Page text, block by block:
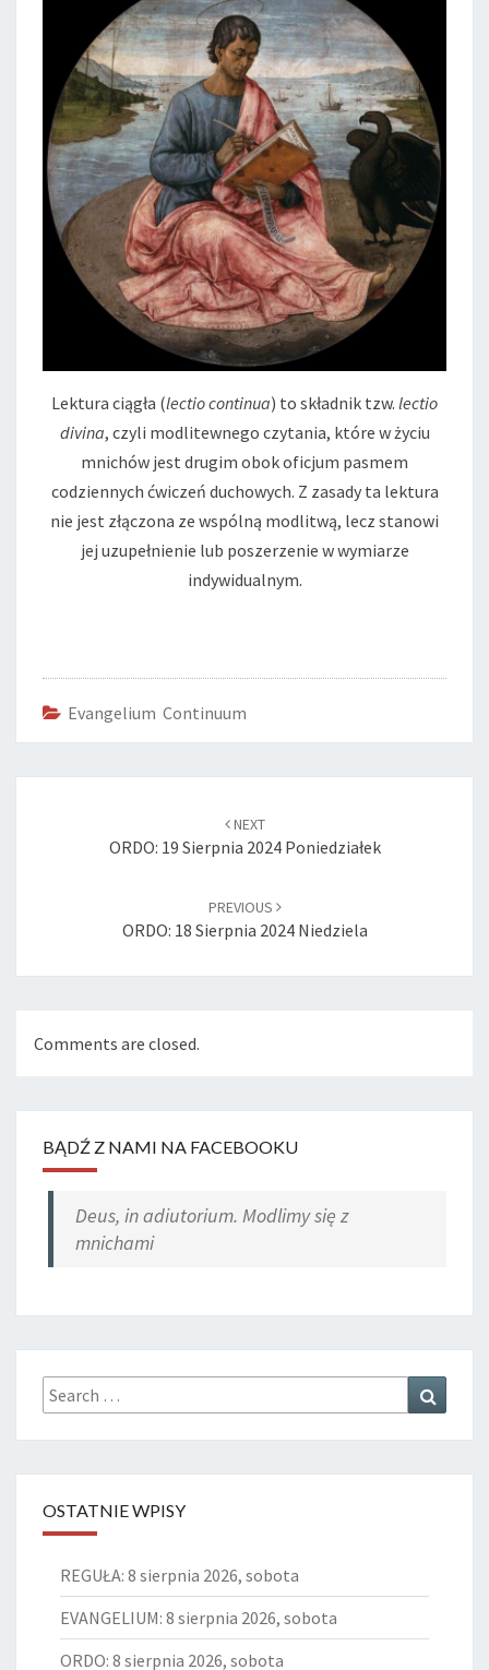
Lektura ciągła (lectio continua) to składnik tzw. lectio
divina, czyli modlitewnego czytania, które w życiu
mnichów jest drugim obok oficjum pasmem
codziennych ćwiczeń duchowych. Z zasady ta lektura
nie jest złączona ze wspólną modlitwą, lecz stanowi
jej uzupełnienie lub poszerzenie w wymiarze
indywidualnym.
Evangelium Continuum
NEXT
ORDO: 19 Sierpnia 2024 Poniedziałek
PREVIOUS
ORDO: 18 Sierpnia 2024 Niedziela
Comments are closed.
BĄDŹ Z NAMI NA FACEBOOKU
Deus, in adiutorium. Modlimy się z
mnichami
Search
for:
OSTATNIE WPISY
REGUŁA: 8 sierpnia 2026, sobota
EVANGELIUM: 8 sierpnia 2026, sobota
ORDO: 8 sierpnia 2026, sobota